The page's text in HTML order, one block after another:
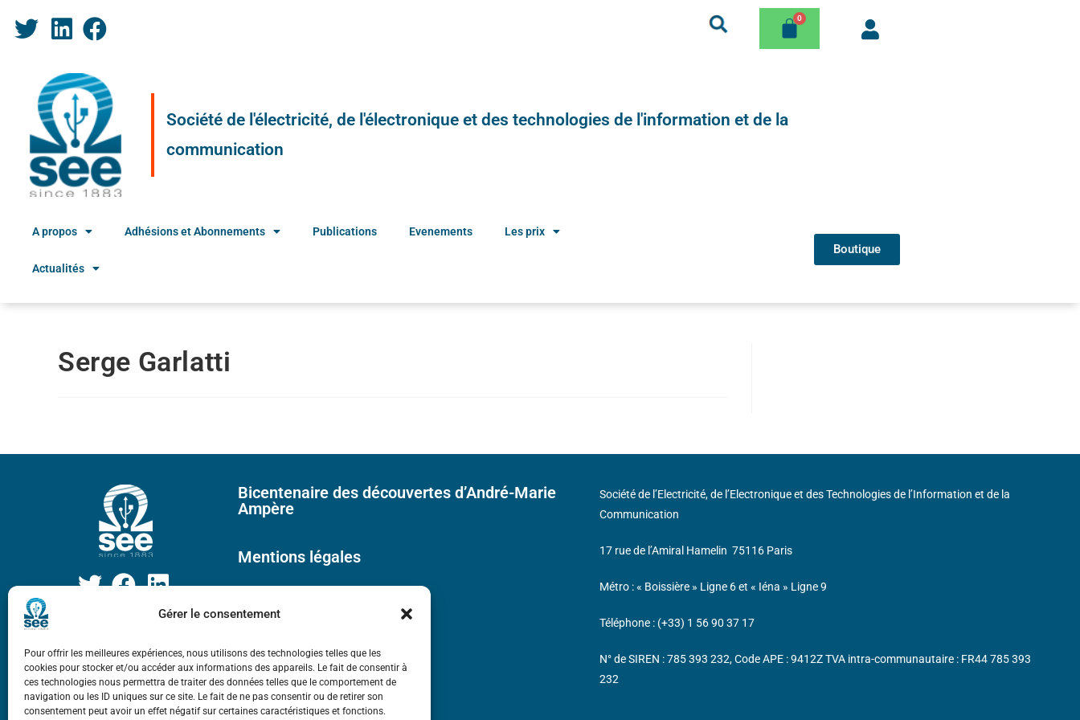
Gérer le consentement
Pour offrir les meilleures expériences, nous utilisons des technologies telles que les
cookies pour stocker et/ou accéder aux informations des appareils. Le fait de consentir à
ces technologies nous permettra de traiter des données telles que le comportement de
navigation ou les ID uniques sur ce site. Le fait de ne pas consentir ou de retirer son
consentement peut avoir un effet négatif sur certaines caractéristiques et fonctions.
Société de l'électricité, de l'électronique et des technologies de l'information et de la
communication
A propos Adhésions et Abonnements Publications Evenements Les prix
Actualités
Boutique
Serge Garlatti
Bicentenaire des découvertes d’André-Marie
Ampère
Mentions légales
Société de l’Electricité, de l’Electronique et des Technologies de l’Information et de la
Communication
17 rue de l’Amiral Hamelin 75116 Paris
Métro : « Boissière » Ligne 6 et « Iéna » Ligne 9
Téléphone : (+33) 1 56 90 37 17
N° de SIREN : 785 393 232, Code APE : 9412Z TVA intra-communautaire : FR44 785 393
232